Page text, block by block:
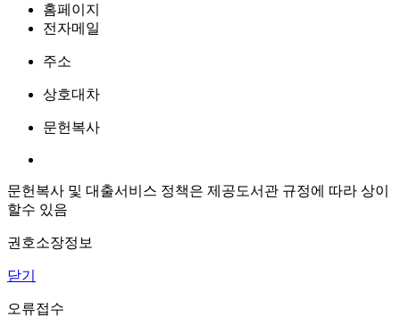
홈페이지
전자메일
주소
상호대차
문헌복사
문헌복사 및 대출서비스 정책은 제공도서관 규정에 따라 상이
할수 있음
권호소장정보
닫기
오류접수